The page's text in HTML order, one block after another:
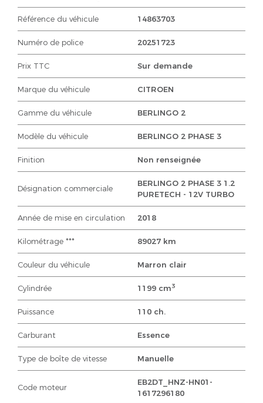
Référence du véhicule 14863703
Numéro de police 20251723
Prix TTC Sur demande
Marque du véhicule CITROEN
Gamme du véhicule BERLINGO 2
Modèle du véhicule BERLINGO 2 PHASE 3
Finition Non renseignée
Désignation commerciale
BERLINGO 2 PHASE 3 1.2
PURETECH - 12V TURBO
Année de mise en circulation 2018
Kilométrage *** 89027 km
Couleur du véhicule Marron clair
Cylindrée 1199 cm3
Puissance 110 ch.
Carburant Essence
Type de boîte de vitesse Manuelle
Code moteur
EB2DT_HNZ-HN01-
1617296180